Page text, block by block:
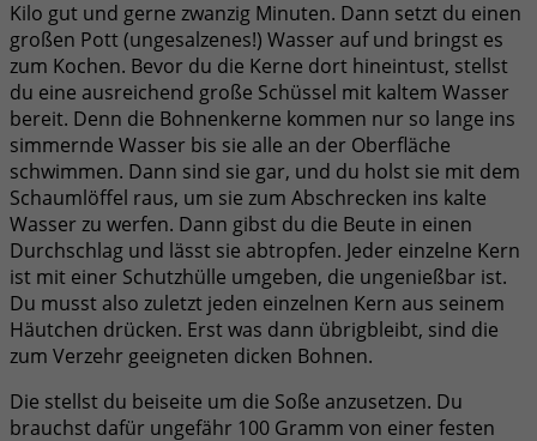
Kilo gut und gerne zwanzig Minuten. Dann setzt du einen
großen Pott (ungesalzenes!) Wasser auf und bringst es
zum Kochen. Bevor du die Kerne dort hineintust, stellst
du eine ausreichend große Schüssel mit kaltem Wasser
bereit. Denn die Bohnenkerne kommen nur so lange ins
simmernde Wasser bis sie alle an der Oberfläche
schwimmen. Dann sind sie gar, und du holst sie mit dem
Schaumlöffel raus, um sie zum Abschrecken ins kalte
Wasser zu werfen. Dann gibst du die Beute in einen
Durchschlag und lässt sie abtropfen. Jeder einzelne Kern
ist mit einer Schutzhülle umgeben, die ungenießbar ist.
Du musst also zuletzt jeden einzelnen Kern aus seinem
Häutchen drücken. Erst was dann übrigbleibt, sind die
zum Verzehr geeigneten dicken Bohnen.
Die stellst du beiseite um die Soße anzusetzen. Du
brauchst dafür ungefähr 100 Gramm von einer festen